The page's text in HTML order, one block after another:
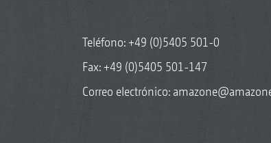
Teléfono:+49 (0)5405 501-0
Fax: +49 (0)5405 501-147
Correo electrónico: